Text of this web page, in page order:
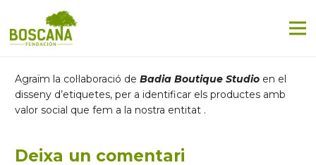
Agraïm la col·laboració de Badia Boutique Studio en el
disseny d’etiquetes, per a identificar els productes amb
valor social que fem a la nostra entitat .
Deixa un comentari